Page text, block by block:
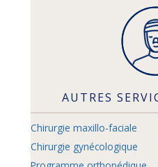
AUTRES
Chirurgie maxillo-faciale
Chirurgie gynécologique